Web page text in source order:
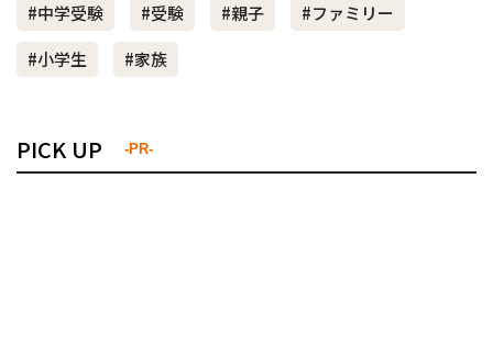
#中学受験 #受験 #親子
#ファミリー
#小学生
#家族
PICK UP -PR-